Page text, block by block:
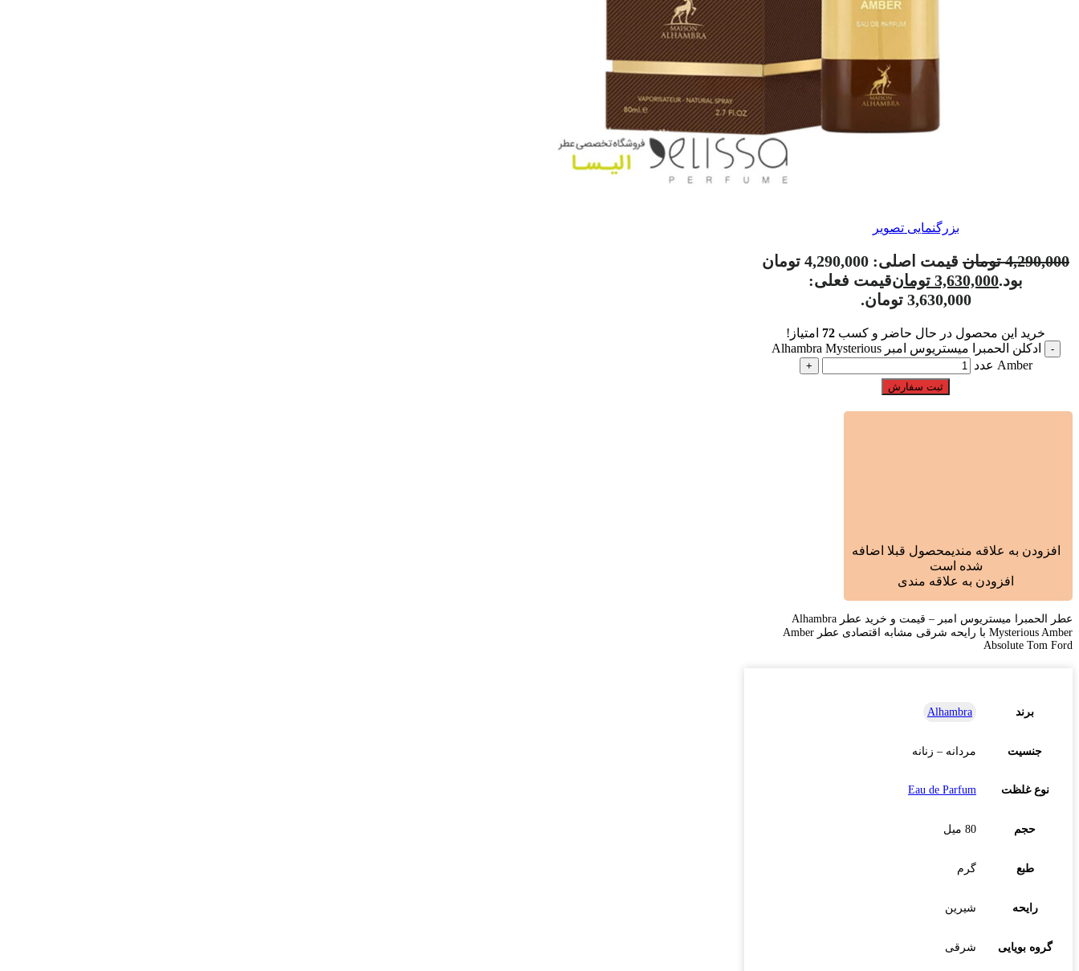
بزرگنمایی تصویر
4,290,000 تومان
قیمت اصلی: 4,290,000 تومان
بود.3,630,000 تومانقیمت فعلی:
3,630,000 تومان.
خرید این محصول در حال حاضر و کسب 72 امتیاز!
ادکلن الحمبرا میستریوس امبر Alhambra Mysterious
Amber عدد
ثبت سفارش
افزودن به علاقه مندیمحصول قبلا اضافه
شده است
افزودن به علاقه مندی
عطر الحمبرا میستریوس امبر – قیمت و خرید عطر Alhambra
Mysterious Amber با رایحه شرقی مشابه اقتصادی عطر Amber
Absolute Tom Ford
برند Alhambra
جنسیت مردانه – زنانه
نوع غلظت Eau de Parfum
حجم 80 میل
طبع گرم
رایحه شیرین
گروه بویایی شرقی